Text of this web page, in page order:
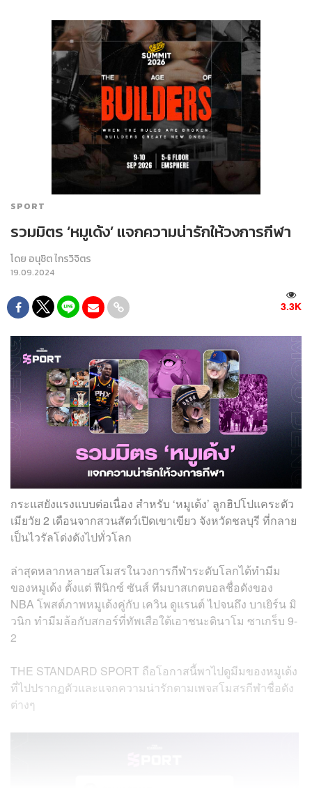
SPORT
รวมมิตร ‘หมูเด้ง’ แจกความน่ารักให้วงการกีฬา
โดย อนุชิต ไกรวิจิตร
19.09.2024
3.3K
กระแสยังแรงแบบต่อเนื่อง สำหรับ ‘หมูเด้ง’ ลูกฮิปโปแคระตัว
เมียวัย 2 เดือนจากสวนสัตว์เปิดเขาเขียว จังหวัดชลบุรี ที่กลาย
เป็นไวรัลโด่งดังไปทั่วโลก
ล่าสุดหลากหลายสโมสรในวงการกีฬาระดับโลกได้ทำมีม
ของหมูเด้ง ตั้งแต่ ฟีนิกซ์ ซันส์ ทีมบาสเกตบอลชื่อดังของ
NBA โพสต์ภาพหมูเด้งคู่กับ เควิน ดูแรนต์ ไปจนถึง บาเยิร์น มิ
วนิก ทำมีมล้อกับสกอร์ที่ทัพเสือใต้เอาชนะดินาโม ซาเกร็บ 9-
2
THE STANDARD SPORT ถือโอกาสนี้พาไปดูมีมของหมูเด้ง
ที่ไปปรากฏตัวและแจกความน่ารักตามเพจสโมสรกีฬาชื่อดัง
ต่างๆ